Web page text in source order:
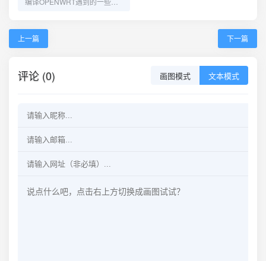
上一篇 下一篇
评论 (0) 画图模式 文本模式